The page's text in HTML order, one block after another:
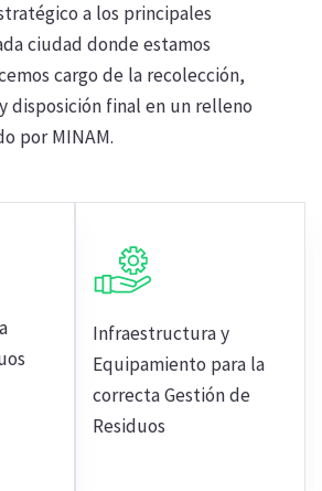
a los principales
ciudad donde estamos
cargo de la recolección,
disposición final en un relleno
por MINAM.
Infraestructura y
Equipamiento para la
correcta Gestión de
Residuos